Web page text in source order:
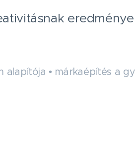
alapítója • márkaépítés a